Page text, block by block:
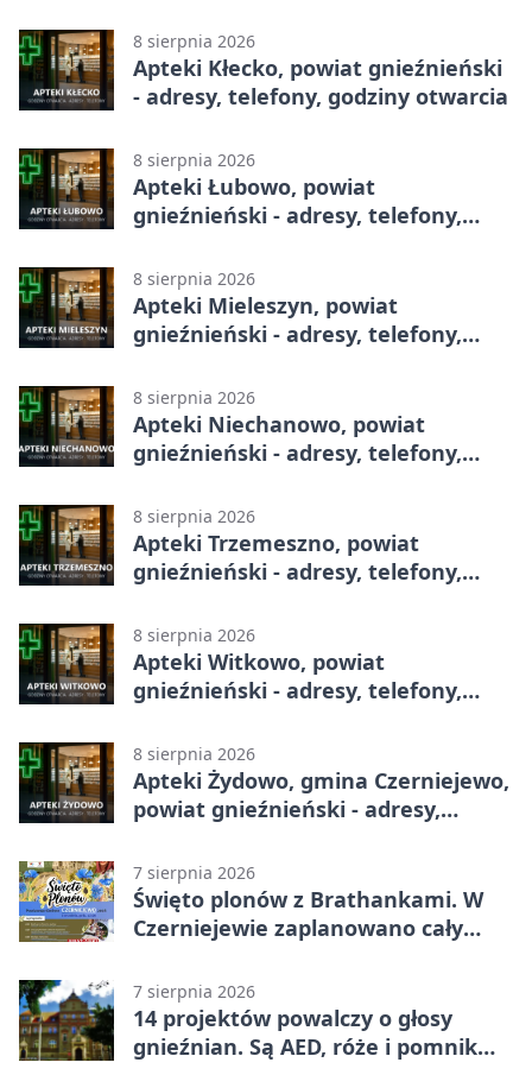
8 sierpnia 2026
Apteki Kłecko, powiat gnieźnieński
- adresy, telefony, godziny otwarcia
8 sierpnia 2026
Apteki Łubowo, powiat
gnieźnieński - adresy, telefony,
8 sierpnia 2026
Apteki Mieleszyn, powiat
gnieźnieński - adresy, telefony,
8 sierpnia 2026
Apteki Niechanowo, powiat
gnieźnieński - adresy, telefony,
8 sierpnia 2026
Apteki Trzemeszno, powiat
gnieźnieński - adresy, telefony,
8 sierpnia 2026
Apteki Witkowo, powiat
gnieźnieński - adresy, telefony,
8 sierpnia 2026
Apteki Żydowo, gmina Czerniejewo,
powiat gnieźnieński - adresy,
7 sierpnia 2026
Święto plonów z Brathankami. W
Czerniejewie zaplanowano cały
7 sierpnia 2026
14 projektów powalczy o głosy
gnieźnian. Są AED, róże i pomnik